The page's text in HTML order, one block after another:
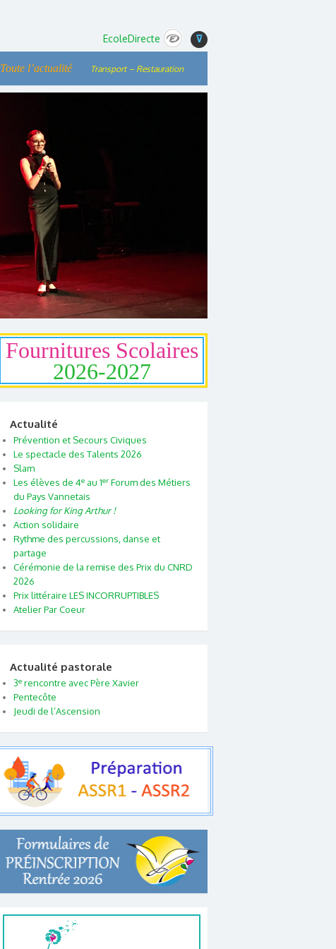
EcoleDirecte ⊽
Toute l’actualité Transport – Restauration
Fournitures Scolaires
2026-2027
Actualité
Prévention et Secours Civiques
Le spectacle des Talents 2026
Slam
Les élèves de 4e au 1er Forum des Métiers
du Pays Vannetais
Looking for King Arthur !
Action solidaire
Rythme des percussions, danse et
partage
Cérémonie de la remise des Prix du CNRD
2026
Prix littéraire LES INCORRUPTIBLES
Atelier Par Coeur
Actualité pastorale
3e rencontre avec Père Xavier
Pentecôte
Jeudi de l’Ascension